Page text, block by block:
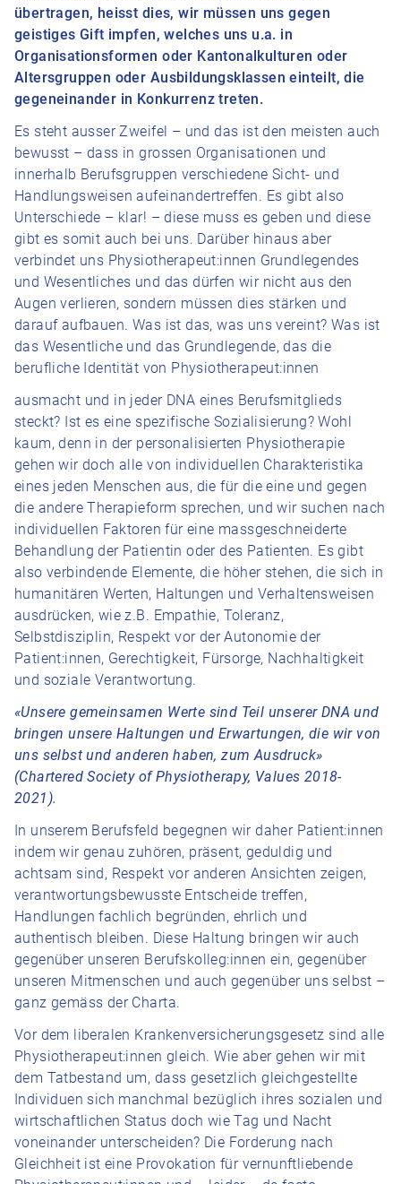
übertragen, heisst dies, wir müssen uns gegen
geistiges Gift impfen, welches uns u.a. in
Organisationsformen oder Kantonalkulturen oder
Altersgruppen oder Ausbildungsklassen einteilt, die
gegeneinander in Konkurrenz treten.
Es steht ausser Zweifel – und das ist den meisten auch
bewusst – dass in grossen Organisationen und
innerhalb Berufsgruppen verschiedene Sicht- und
Handlungsweisen aufeinandertreffen. Es gibt also
Unterschiede – klar! – diese muss es geben und diese
gibt es somit auch bei uns. Darüber hinaus aber
verbindet uns Physiotherapeut:innen Grundlegendes
und Wesentliches und das dürfen wir nicht aus den
Augen verlieren, sondern müssen dies stärken und
darauf aufbauen. Was ist das, was uns vereint? Was ist
das Wesentliche und das Grundlegende, das die
berufliche Identität von Physiotherapeut:innen
ausmacht und in jeder DNA eines Berufsmitglieds
steckt? Ist es eine spezifische Sozialisierung? Wohl
kaum, denn in der personalisierten Physiotherapie
gehen wir doch alle von individuellen Charakteristika
eines jeden Menschen aus, die für die eine und gegen
die andere Therapieform sprechen, und wir suchen nach
individuellen Faktoren für eine massgeschneiderte
Behandlung der Patientin oder des Patienten. Es gibt
also verbindende Elemente, die höher stehen, die sich in
humanitären Werten, Haltungen und Verhaltensweisen
ausdrücken, wie z.B. Empathie, Toleranz,
Selbstdisziplin, Respekt vor der Autonomie der
Patient:innen, Gerechtigkeit, Fürsorge, Nachhaltigkeit
und soziale Verantwortung.
«Unsere gemeinsamen Werte sind Teil unserer DNA und
bringen unsere Haltungen und Erwartungen, die wir von
uns selbst und anderen haben, zum Ausdruck»
(Chartered Society of Physiotherapy, Values 2018-
2021).
In unserem Berufsfeld begegnen wir daher Patient:innen
indem wir genau zuhören, präsent, geduldig und
achtsam sind, Respekt vor anderen Ansichten zeigen,
verantwortungsbewusste Entscheide treffen,
Handlungen fachlich begründen, ehrlich und
authentisch bleiben. Diese Haltung bringen wir auch
gegenüber unseren Berufskolleg:innen ein, gegenüber
unseren Mitmenschen und auch gegenüber uns selbst –
ganz gemäss der Charta.
Vor dem liberalen Krankenversicherungsgesetz sind alle
Physiotherapeut:innen gleich. Wie aber gehen wir mit
dem Tatbestand um, dass gesetzlich gleichgestellte
Individuen sich manchmal bezüglich ihres sozialen und
wirtschaftlichen Status doch wie Tag und Nacht
voneinander unterscheiden? Die Forderung nach
Gleichheit ist eine Provokation für vernunftliebende